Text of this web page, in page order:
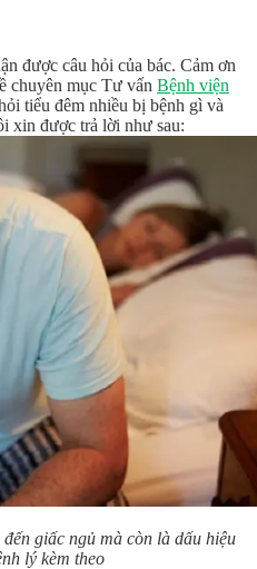
được câu hỏi của bác. Cảm ơn
chuyên mục Tư vấn Bệnh viện
tiểu đêm nhiều bị bệnh gì và
xin được trả lời như sau:
giấc ngủ mà còn là dấu hiệu
lý kèm theo